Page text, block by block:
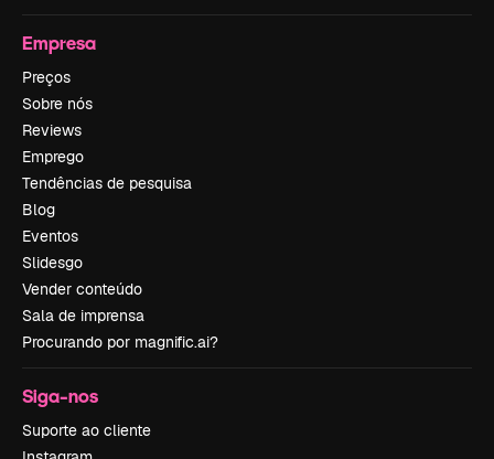
Empresa
Preços
Sobre nós
Reviews
Emprego
Tendências de pesquisa
Blog
Eventos
Slidesgo
Vender conteúdo
Sala de imprensa
Procurando por magnific.ai?
Siga-nos
Suporte ao cliente